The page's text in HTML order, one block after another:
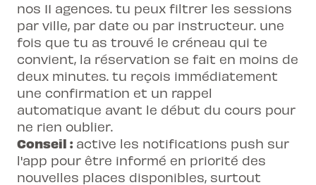
nos 11 agences. tu peux filtrer les sessions
par ville, par date ou par instructeur. une
fois que tu as trouvé le créneau qui te
convient, la réservation se fait en moins de
deux minutes. tu reçois immédiatement
une confirmation et un rappel
automatique avant le début du cours pour
ne rien oublier.
Conseil : active les notifications push sur
l'app pour être informé en priorité des
nouvelles places disponibles, surtout